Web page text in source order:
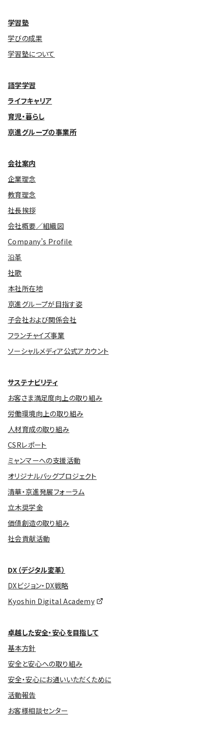
学習塾
学びの成果
学習塾について
語学学習
ライフキャリア
育児・暮らし
京進グループの事業所
会社案内
企業理念
教育理念
社長挨拶
会社概要／組織図
Company’s Profile
沿革
社歌
本社所在地
京進グループが目指す姿
子会社および関係会社
フランチャイズ事業
ソーシャルメディア公式アカウント
サステナビリティ
お客さま満足度向上の取り組み
労働環境向上の取り組み
人材育成の取り組み
CSRレポート
ミャンマーへの支援活動
オリジナルバッグプロジェクト
清華・京進発展フォーラム
立木奨学金
価値創造の取り組み
社会貢献活動
DX（デジタル変革）
DXビジョン・DX戦略
Kyoshin Digital Academy
卓越した安全・安心を目指して
基本方針
安全と安心への取り組み
安全・安心にお通いいただくために
活動報告
お客様相談センター